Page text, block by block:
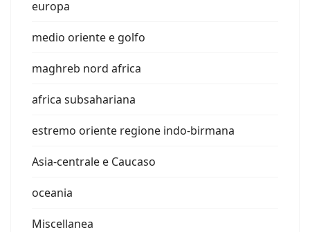
europa
medio oriente e golfo
maghreb nord africa
africa subsahariana
estremo oriente regione indo-birmana
Asia-centrale e Caucaso
oceania
Miscellanea